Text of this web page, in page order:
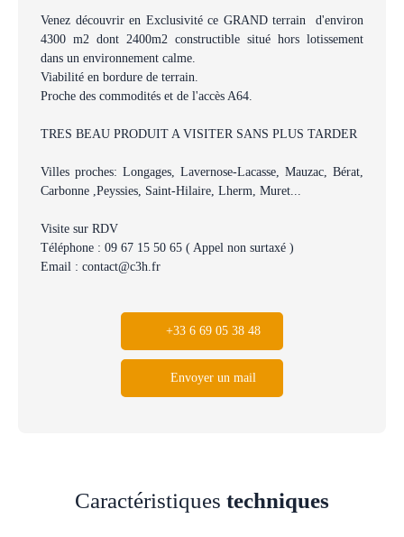
Venez découvrir en Exclusivité ce GRAND terrain d'environ
4300 m2 dont 2400m2 constructible situé hors lotissement
dans un environnement calme.
Viabilité en bordure de terrain.
Proche des commodités et de l'accès A64.
TRES BEAU PRODUIT A VISITER SANS PLUS TARDER
Villes proches: Longages, Lavernose-Lacasse, Mauzac, Bérat,
Carbonne ,Peyssies, Saint-Hilaire, Lherm, Muret...
Visite sur RDV
Téléphone : 09 67 15 50 65 ( Appel non surtaxé )
Email : contact@c3h.fr
+33 6 69 05 38 48
Envoyer un mail
Caractéristiques techniques